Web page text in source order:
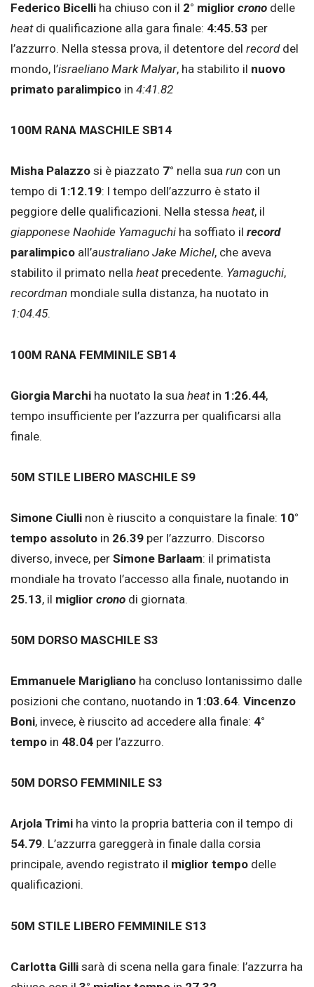
Federico Bicelli ha chiuso con il 2° miglior crono delle
heat di qualificazione alla gara finale: 4:45.53 per
l’azzurro. Nella stessa prova, il detentore del record del
mondo, l’israeliano Mark Malyar, ha stabilito il nuovo
primato paralimpico in 4:41.82
100M RANA MASCHILE SB14
Misha Palazzo si è piazzato 7° nella sua run con un
tempo di 1:12.19: l tempo dell’azzurro è stato il
peggiore delle qualificazioni. Nella stessa heat, il
giapponese Naohide Yamaguchi ha soffiato il record
paralimpico all’australiano Jake Michel, che aveva
stabilito il primato nella heat precedente. Yamaguchi,
recordman mondiale sulla distanza, ha nuotato in
1:04.45.
100M RANA FEMMINILE SB14
Giorgia Marchi ha nuotato la sua heatin 1:26.44,
tempo insufficiente per l’azzurra per qualificarsi alla
finale.
50M STILE LIBERO MASCHILE S9
Simone Ciulli non è riuscito a conquistare la finale: 10°
tempo assoluto in 26.39 per l’azzurro. Discorso
diverso, invece, per Simone Barlaam: il primatista
mondiale ha trovato l’accesso alla finale, nuotando in
25.13, il miglior crono di giornata.
50M DORSO MASCHILE S3
Emmanuele Marigliano ha concluso lontanissimo dalle
posizioni che contano, nuotando in 1:03.64. Vincenzo
Boni, invece, è riuscito ad accedere alla finale: 4°
tempo in 48.04 per l’azzurro.
50M DORSO FEMMINILE S3
Arjola Trimi ha vinto la propria batteria con il tempo di
54.79. L’azzurra gareggerà in finale dalla corsia
principale, avendo registrato il miglior tempo delle
qualificazioni.
50M STILE LIBERO FEMMINILE S13
Carlotta Gilli sarà di scena nella gara finale: l’azzurra ha